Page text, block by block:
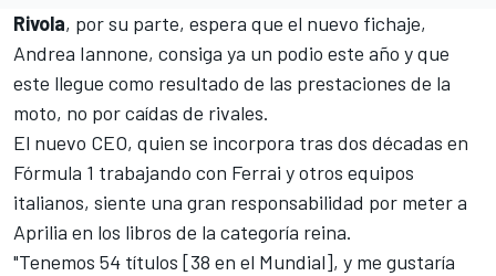
Rivola, por su parte, espera que el nuevo fichaje,
Andrea Iannone, consiga ya un podio este año y que
este llegue como resultado de las prestaciones de la
moto, no por caídas de rivales.
El nuevo CEO, quien se incorpora tras dos décadas en
Fórmula 1 trabajando con Ferrai y otros equipos
italianos, siente una gran responsabilidad por meter a
Aprilia en los libros de la categoría reina.
"Tenemos 54 títulos [38 en el Mundial], y me gustaría